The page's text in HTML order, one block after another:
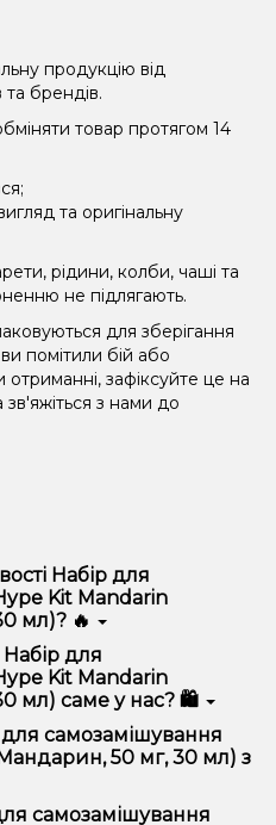
продукцію від
та брендів.
товар протягом 14
та оригінальну
рідини, колби, чаші та
не підлягають.
для зберігання
помітили бій або
зафіксуйте це на
з нами до
Набір для
Kit Mandarin
мл)? 🔥
Hype Kit Mandarin
високою
та надійністю.
для
Kit Mandarin
мл) саме у нас? 🛍️
продукцію,
ціни та швидку
регулярні акції та знижки
самозамішування
50 мг, 30 мл) з
в кілька кліків:
самозамішування